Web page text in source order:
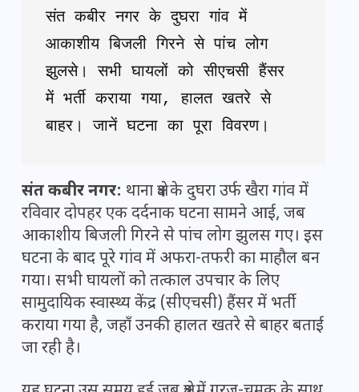
संत कबीर नगर के दुघरा गांव में
आकाशीय बिजली गिरने से पांच लोग
झुलसे। सभी घायलों को सीएचसी हैंसर
में भर्ती कराया गया, हालत खतरे से
बाहर। जानें घटना का पूरा विवरण।
संत कबीर नगर: थाना क्षेत्र के दुघरा उर्फ खैरा गांव में
रविवार दोपहर एक दर्दनाक घटना सामने आई, जब
आकाशीय बिजली गिरने से पांच लोग झुलस गए। इस
घटना के बाद पूरे गांव में अफरा-तफरी का माहौल बन
गया। सभी घायलों को तत्काल उपचार के लिए
सामुदायिक स्वास्थ्य केंद्र (सीएचसी) हैंसर में भर्ती
कराया गया है, जहाँ उनकी हालत खतरे से बाहर बताई
जा रही है।